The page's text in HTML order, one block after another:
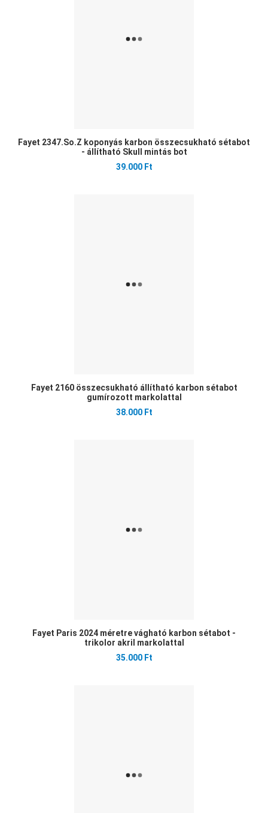
Fayet 2347.So.Z koponyás karbon összecsukható sétabot
- állítható Skull mintás bot
39.000 Ft
Fayet 2160 összecsukható állítható karbon sétabot
gumírozott markolattal
38.000 Ft
Fayet Paris 2024 méretre vágható karbon sétabot -
trikolor akril markolattal
35.000 Ft